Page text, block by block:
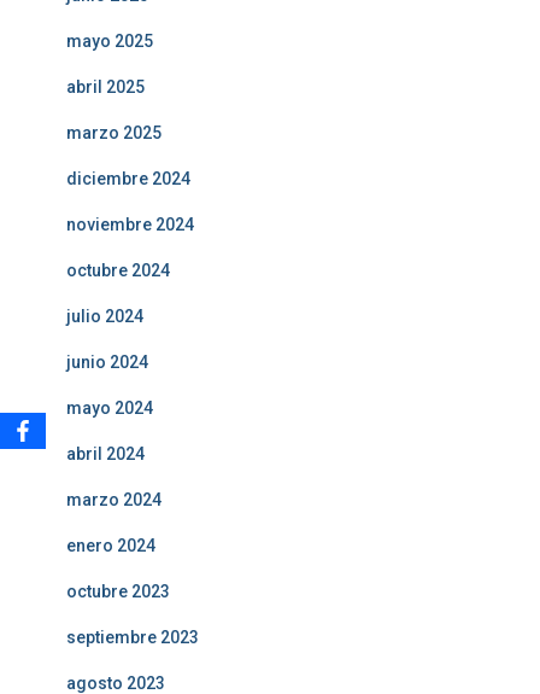
mayo 2025
abril 2025
marzo 2025
diciembre 2024
noviembre 2024
octubre 2024
julio 2024
junio 2024
mayo 2024
abril 2024
marzo 2024
enero 2024
octubre 2023
septiembre 2023
agosto 2023